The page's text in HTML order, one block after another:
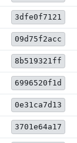
3dfe0f7121
09d75f2acc
8b519321ff
6996520f1d
0e31ca7d13
3701e64a17